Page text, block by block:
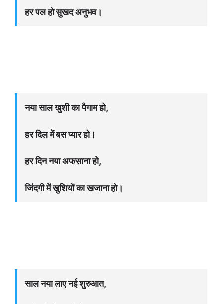
हर पल हो सुखद अनुभव।
नया साल खुशी का पैगाम हो,
हर दिल में बस प्यार हो।
हर दिन नया अफसाना हो,
जिंदगी में खुशियों का खजाना हो।
साल नया लाए नई शुरुआत,